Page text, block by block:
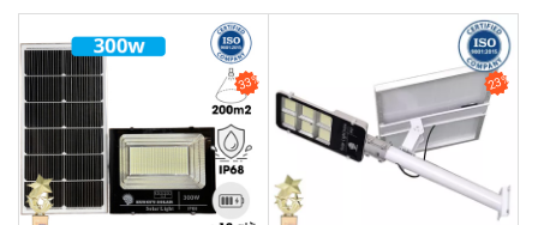
khác
Hiệu suất tốt cho dòng điện ổn định
Thời gian sạc nhanh
An toàn, không như một số dòng pin rẻ tiền khác hay bị chảy
nước, gây cháy nổ.
33% 23%